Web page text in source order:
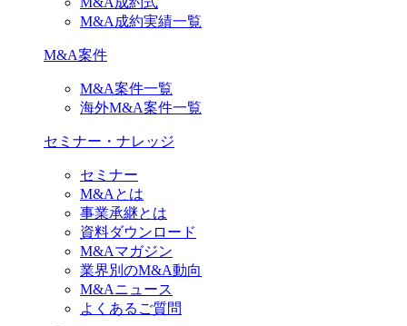
M&A成約実績一覧
M&A案件
M&A案件一覧
海外M&A案件一覧
セミナー・ナレッジ
セミナー
M&Aとは
事業承継とは
資料ダウンロード
M&Aマガジン
業界別のM&A動向
M&Aニュース
よくあるご質問